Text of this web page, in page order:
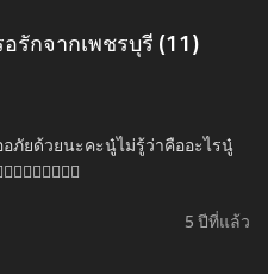
รักจากเพชรบุรี (11)
ภัยด้วยนะคะนู๋ไม่รู้ว่าคืออะไรนู๋
5 ปีที่แล้ว